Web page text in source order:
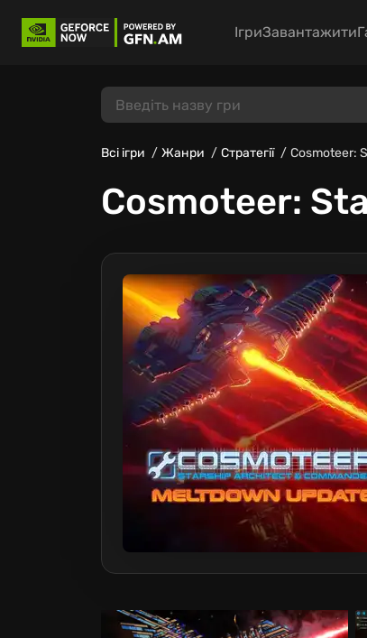
ІгриЗавантажити
Всі ігри Жанри Стратегії Cosmoteer:
Cosmoteer: